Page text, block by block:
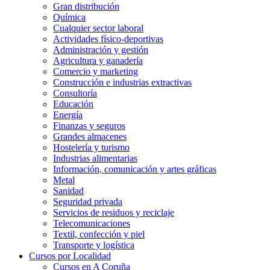
Gran distribución
Química
Cualquier sector laboral
Actividades físico-deportivas
Administración y gestión
Agricultura y ganadería
Comercio y marketing
Construcción e industrias extractivas
Consultoría
Educación
Energía
Finanzas y seguros
Grandes almacenes
Hostelería y turismo
Industrias alimentarias
Información, comunicación y artes gráficas
Metal
Sanidad
Seguridad privada
Servicios de residuos y reciclaje
Telecomunicaciones
Textil, confección y piel
Transporte y logística
Cursos por Localidad
Cursos en A Coruña